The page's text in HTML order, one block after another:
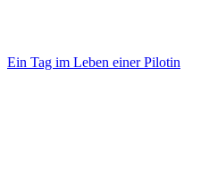
Ein Tag im Leben einer Pilotin